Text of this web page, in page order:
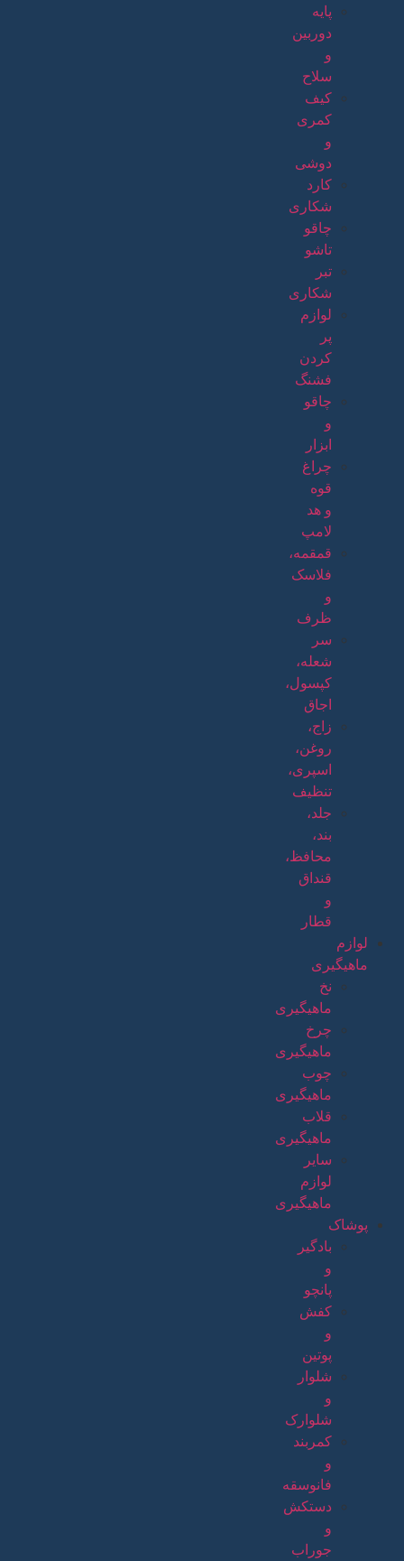
پایه
دوربین
و
سلاح
کیف
کمری
و
دوشی
کارد
شکاری
چاقو
تاشو
تبر
شکاری
لوازم
پر
کردن
فشنگ
چاقو
و
ابزار
چراغ
قوه
و هد
لامپ
قمقمه،
فلاسک
و
ظرف
سر
شعله،
کپسول،
اجاق
زاج،
روغن،
اسپری،
تنظیف
جلد،
بند،
محافظ،
قنداق
و
قطار
لوازم
ماهیگیری
نخ
ماهیگیری
چرخ
ماهیگیری
چوب
ماهیگیری
قلاب
ماهیگیری
سایر
لوازم
ماهیگیری
پوشاک
بادگیر
و
پانچو
کفش
و
پوتین
شلوار
و
شلوارک
کمربند
و
فانوسقه
دستکش
و
جوراب